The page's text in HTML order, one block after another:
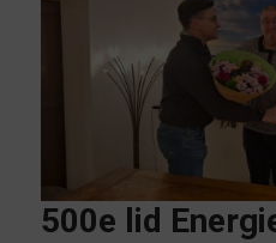
500e lid